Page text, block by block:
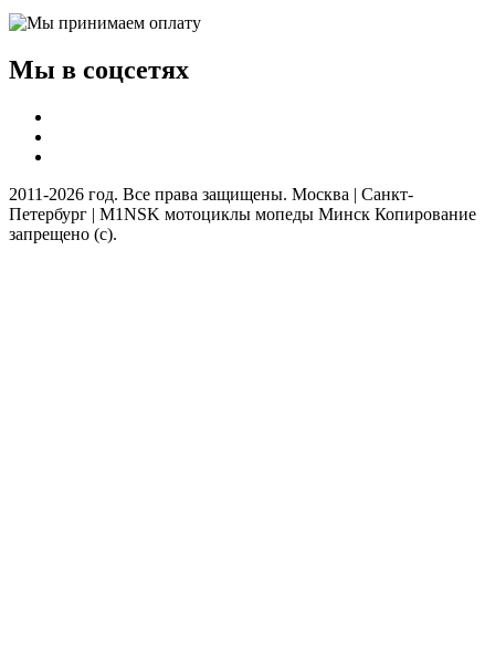
Мы в соцсетях
2011-2026 год. Все права защищены. Москва | Санкт-
Петербург | M1NSK мотоциклы мопеды Минск Копирование
запрещено (с).